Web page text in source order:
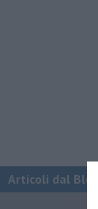
Articoli dal Blog